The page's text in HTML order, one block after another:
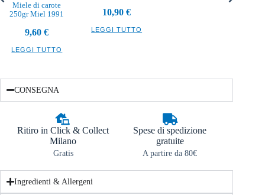
Miele di carote
250gr Miel 1991
9,60€
LEGGI TUTTO
10,90€
LEGGI TUTTO
CONSEGNA
Ritiro in Click & Collect
Milano
Gratis
Spese di spedizione
gratuite
A partire da 80€
Ingredienti & Allergeni